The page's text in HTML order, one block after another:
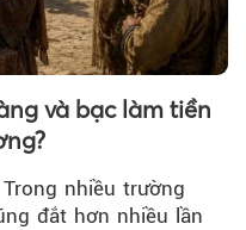
và bạc làm tiền
nhiều trường
đắt hơn nhiều lần